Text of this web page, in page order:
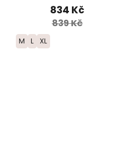
černé
834 Kč
839 Kč
M L XL